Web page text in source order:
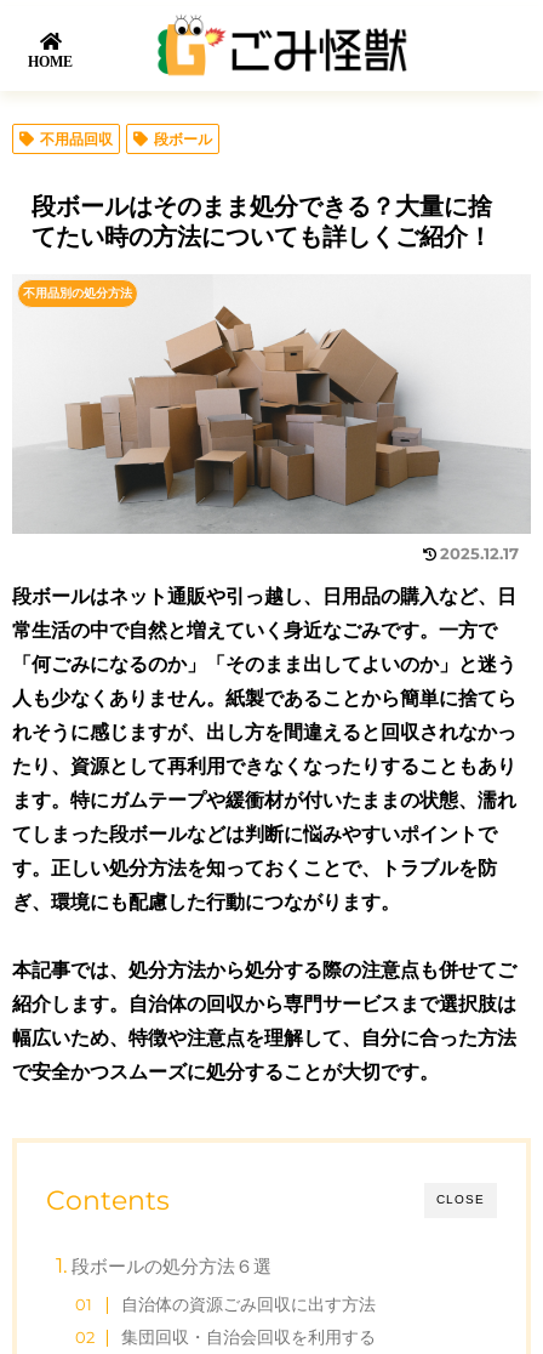
HOME
不用品回収 段ボール
段ボールはそのまま処分できる？大量に捨
てたい時の方法についても詳しくご紹介！
不用品別の処分方法
2025.12.17
段ボールはネット通販や引っ越し、日用品の購入など、日
常生活の中で自然と増えていく身近なごみです。一方で
「何ごみになるのか」「そのまま出してよいのか」と迷う
人も少なくありません。紙製であることから簡単に捨てら
れそうに感じますが、出し方を間違えると回収されなかっ
たり、資源として再利用できなくなったりすることもあり
ます。特にガムテープや緩衝材が付いたままの状態、濡れ
てしまった段ボールなどは判断に悩みやすいポイントで
す。正しい処分方法を知っておくことで、トラブルを防
ぎ、環境にも配慮した行動につながります。
本記事では、処分方法から処分する際の注意点も併せてご
紹介します。自治体の回収から専門サービスまで選択肢は
幅広いため、特徴や注意点を理解して、自分に合った方法
で安全かつスムーズに処分することが大切です。
CLOSE
Contents
段ボールの処分方法６選
自治体の資源ごみ回収に出す方法
集団回収・自治会回収を利用する